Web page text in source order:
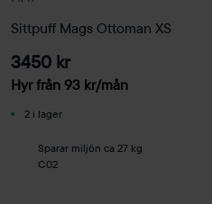
Sittpuff Mags Ottoman XS
3450 kr
Hyr från 93 kr/mån
2 i lager
Sparar miljön ca 27 kg
C02